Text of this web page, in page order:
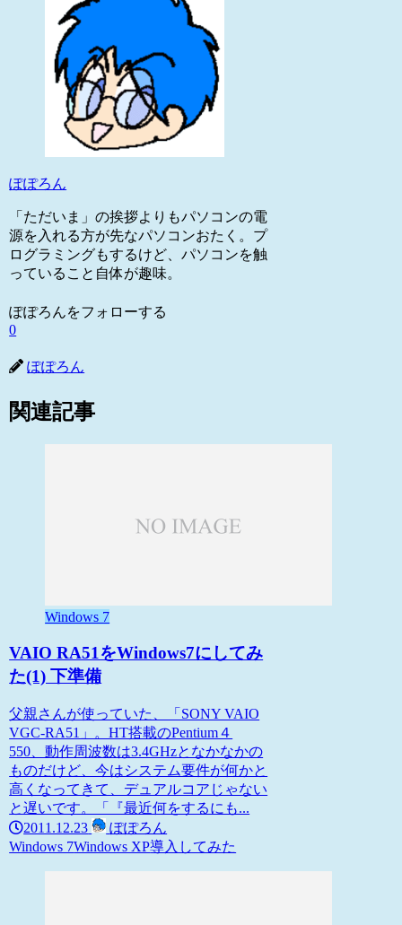
ぽぽろん
「ただいま」の挨拶よりもパソコンの電
源を入れる方が先なパソコンおたく。プ
ログラミングもするけど、パソコンを触
っていること自体が趣味。
ぽぽろんをフォローする
0
ぽぽろん
関連記事
Windows 7
VAIO RA51をWindows7にしてみ
た(1) 下準備
父親さんが使っていた、「SONY VAIO
VGC-RA51」。HT搭載のPentium４
550、動作周波数は3.4GHzとなかなかの
ものだけど、今はシステム要件が何かと
高くなってきて、デュアルコアじゃない
と遅いです。「『最近何をするにも...
2011.12.23
ぽぽろん
Windows 7Windows XP導入してみた